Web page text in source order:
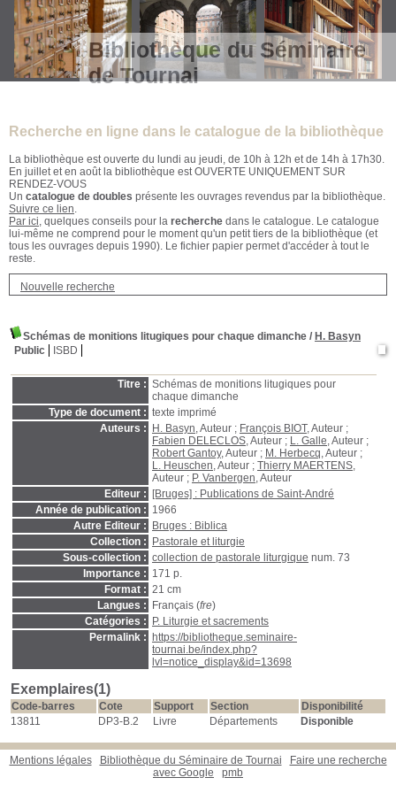
Bibliothèque du Séminaire
de Tournai
Recherche en ligne dans le catalogue de la bibliothèque
La bibliothèque est ouverte du lundi au jeudi, de 10h à 12h et de 14h à 17h30.
En juillet et en août la bibliothèque est OUVERTE UNIQUEMENT SUR
RENDEZ-VOUS
Un catalogue de doubles présente les ouvrages revendus par la bibliothèque.
Suivre ce lien.
Par ici, quelques conseils pour la recherche dans le catalogue. Le catalogue
lui-même ne comprend pour le moment qu'un petit tiers de la bibliothèque (et
tous les ouvrages depuis 1990). Le fichier papier permet d'accéder à tout le
reste.
Nouvelle recherche
Schémas de monitions litugiques pour chaque dimanche / H. Basyn
Public
ISBD
Titre : Schémas de monitions litugiques pour
chaque dimanche
Type de document : texte imprimé
Auteurs :
H. Basyn, Auteur ; François BIOT, Auteur ;
Fabien DELECLOS, Auteur ; L. Galle, Auteur ;
Robert Gantoy, Auteur ; M. Herbecq, Auteur ;
L. Heuschen, Auteur ; Thierry MAERTENS,
Auteur ; P. Vanbergen, Auteur
Editeur :
[Bruges] : Publications de Saint-André
Année de publication : 1966
Autre Editeur :
Bruges : Biblica
Collection :
Pastorale et liturgie
Sous-collection : collection de pastorale liturgique num. 73
Importance : 171 p.
Format : 21 cm
Langues :
Français (fre)
Catégories :
P. Liturgie et sacrements
Permalink :
https://bibliotheque.seminaire-
tournai.be/index.php?
lvl=notice_display&id=13698
Exemplaires(1)
Code-barres Cote Support Section
Disponibilité
13811
DP3-B.2 Livre Départements Disponible
Mentions légales Bibliothèque du Séminaire de Tournai
Faire une recherche
avec Google
pmb